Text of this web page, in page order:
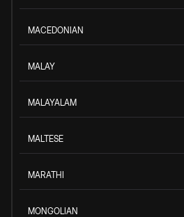
MACEDONIAN
MALAY
MALAYALAM
MALTESE
MARATHI
MONGOLIAN